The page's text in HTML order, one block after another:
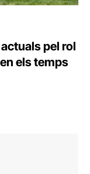
pel rol
els temps